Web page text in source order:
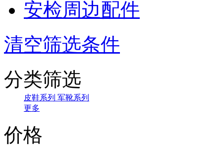
安检周边配件
清空筛选条件
分类筛选
皮鞋系列 军靴系列
更多
价格